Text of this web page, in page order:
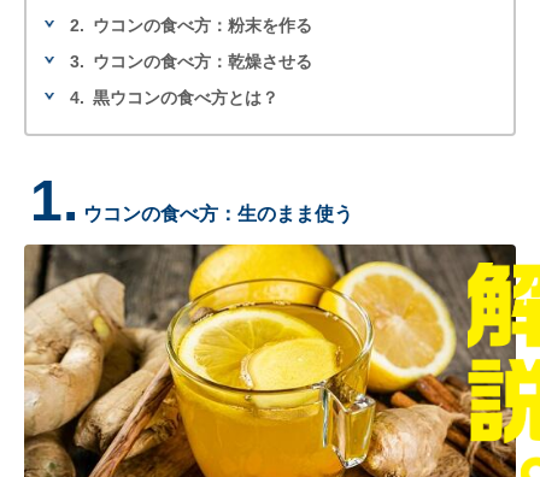
2. ウコンの食べ方：粉末を作る
3. ウコンの食べ方：乾燥させる
4. 黒ウコンの食べ方とは？
1. ウコンの食べ方：生のまま使う